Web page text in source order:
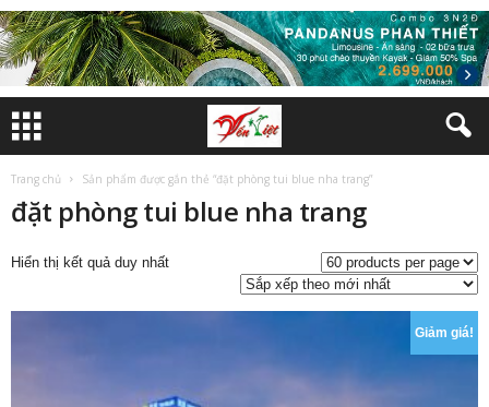
Trang chủ Sản phẩm được gắn thẻ “đặt phòng tui blue nha trang”
đặt phòng tui blue nha trang
Hiển thị kết quả duy nhất
Giảm giá!